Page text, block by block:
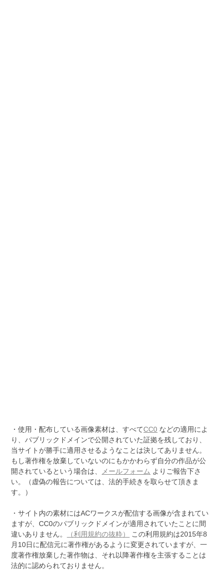
・使用・配布している画像素材は、すべてCC0 などの適用によ
り、パブリックドメインで公開されていた証拠を残しており、
当サイトが勝手に適用させるようなことは決してありません。
もし著作権を放棄していないのにもかかわらず自分の作品が公
開されているという場合は、
メールフォーム よりご報告下さ
い。（虚偽の報告については、法的手続きを取らせて頂きま
す。）
・サイト内の素材にはACワークスが配信する画像が含まれてい
ますが、CC0のパブリックドメインが適用されていたことに間
違いありません。
（利用規約の抜粋）
この利用規約は2015年8
月10日に配信元に著作権があるように変更されていますが、一
度著作権放棄した著作物は、それ以降著作権を主張することは
法的に認められておりません。